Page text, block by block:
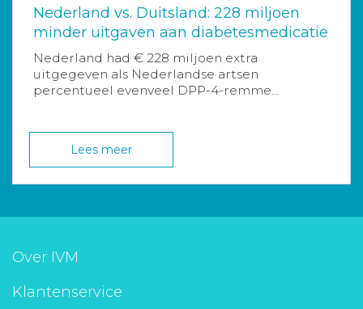
Nederland vs. Duitsland: 228 miljoen
minder uitgaven aan diabetesmedicatie
Nederland had € 228 miljoen extra
uitgegeven als Nederlandse artsen
percentueel evenveel DPP-4-remme...
Lees meer
Over IVM
Klantenservice